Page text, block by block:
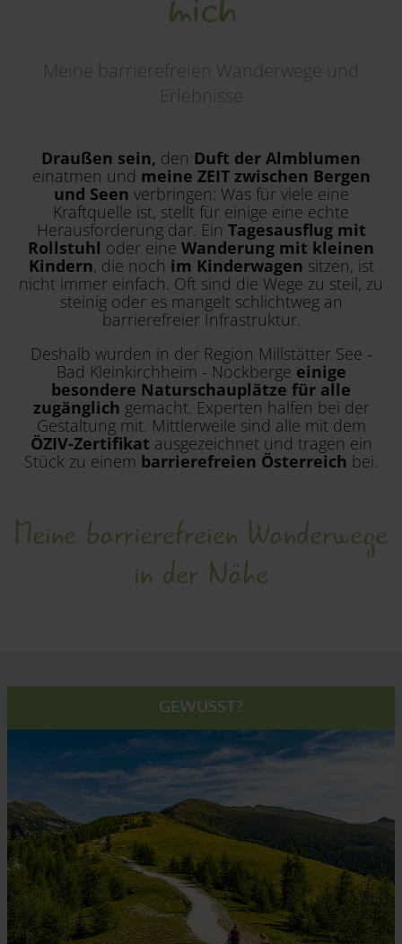
Meine barrierefreien Wanderwege und
Erlebnisse
Draußen sein, den Duft der Almblumen
einatmen und meine ZEIT zwischen Bergen
und Seen verbringen: Was für viele eine
Kraftquelle ist, stellt für einige eine echte
Herausforderung dar. Ein Tagesausflug mit
Rollstuhl oder eine Wanderung mit kleinen
Kindern, die noch im Kinderwagen sitzen, ist
nicht immer einfach. Oft sind die Wege zu steil, zu
steinig oder es mangelt schlichtweg an
barrierefreier Infrastruktur.
Deshalb wurden in der Region Millstätter See -
Bad Kleinkirchheim - Nockberge einige
besondere Naturschauplätze für alle
zugänglich gemacht. Experten halfen bei der
Gestaltung mit. Mittlerweile sind alle mit dem
ÖZIV-Zertifikat ausgezeichnet und tragen ein
Stück zu einem barrierefreien Österreich bei.
Meine barrierefreien Wanderwege
in der Nähe
GEWUSST?